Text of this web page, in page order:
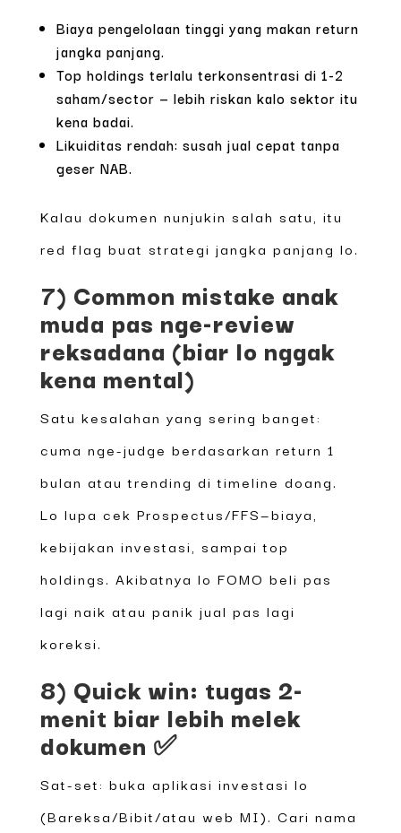
Biaya pengelolaan tinggi yang makan return
jangka panjang.
Top holdings terlalu terkonsentrasi di 1-2
saham/sector — lebih riskan kalo sektor itu
kena badai.
Likuiditas rendah: susah jual cepat tanpa
geser NAB.
Kalau dokumen nunjukin salah satu, itu
red flag buat strategi jangka panjang lo.
7) Common mistake anak
muda pas nge-review
reksadana (biar lo nggak
kena mental)
Satu kesalahan yang sering banget:
cuma nge-judge berdasarkan return 1
bulan atau trending di timeline doang.
Lo lupa cek Prospectus/FFS—biaya,
kebijakan investasi, sampai top
holdings. Akibatnya lo FOMO beli pas
lagi naik atau panik jual pas lagi
koreksi.
8) Quick win: tugas 2-
menit biar lebih melek
dokumen ✅
Sat-set: buka aplikasi investasi lo
(Bareksa/Bibit/atau web MI). Cari nama